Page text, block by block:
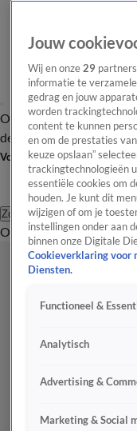
OverzichtAfleveringen
de redactieNieuwsbrief
Volg Shownieuws
Zoeken
OverzichtEntertainment
Jouw
Wij en onze 29
informatie te
gedrag en jouw
worden
content te kunnen
en om de prestaties
keuze opslaan”
trackingtechnologieën
essentiële cookies om
houden. Je kunt dit
wijzigen of om je
instellingen onder aan
binnen onze Digitale
Cookieverklaring voor
Diensten.
Functioneel &
Analytisch
Advertising &
Marketing & Social